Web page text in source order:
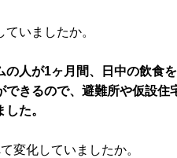
いましたか。
人が1ヶ月間、日中の飲食
きるので、避難所や仮設住
た。
変化していましたか。